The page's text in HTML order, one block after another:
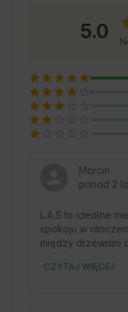
uboczu, dzięki
prywatność.
dostęp do
spokój, a każdy
🌿.
5.0
Marcin
ponad 2
L.A.S to idealne
spokoju w
między drzewami
świetne miejsce
CZYTAJ WIĘCEJ